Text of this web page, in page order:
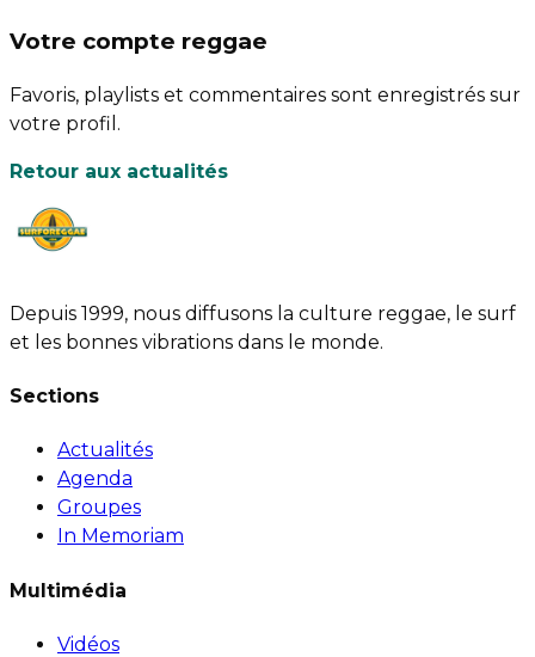
Votre compte reggae
Favoris, playlists et commentaires sont enregistrés sur
votre profil.
Retour aux actualités
Depuis 1999, nous diffusons la culture reggae, le surf
et les bonnes vibrations dans le monde.
Sections
Actualités
Agenda
Groupes
In Memoriam
Multimédia
Vidéos